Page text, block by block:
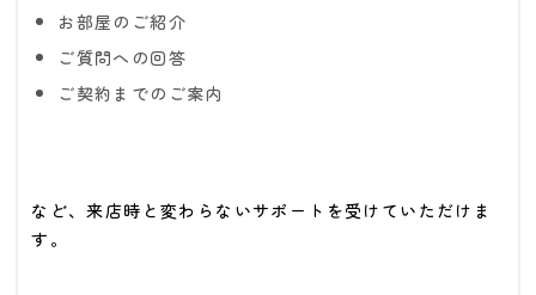
お部屋のご紹介
ご質問への回答
ご契約までのご案内
など、来店時と変わらないサポートを受けていただけま
す。